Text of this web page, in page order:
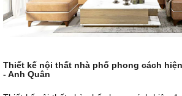
Thiết kế nội thất nhà phố phong cách
- Anh Quân